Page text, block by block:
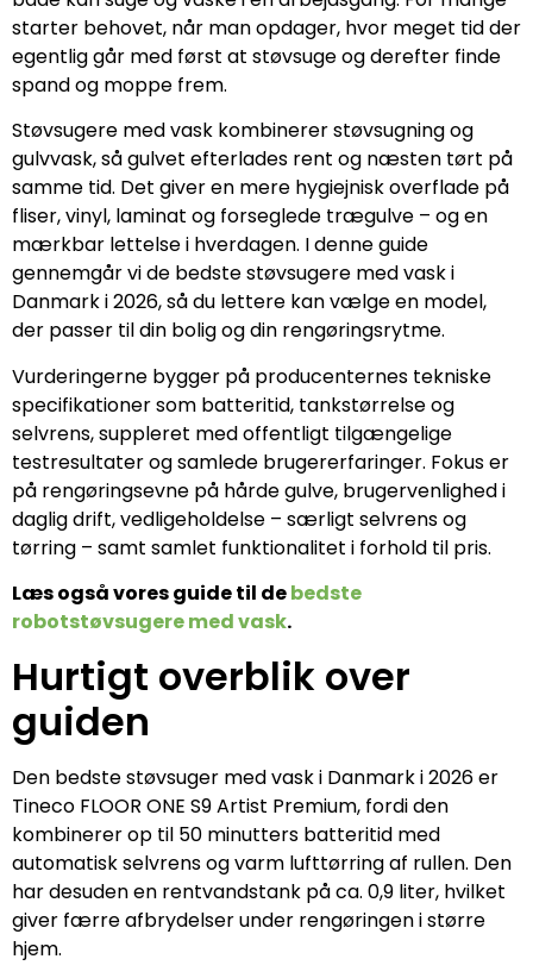
starter behovet, når man opdager, hvor meget tid der
egentlig går med først at støvsuge og derefter finde
spand og moppe frem.
Støvsugere med vask kombinerer støvsugning og
gulvvask, så gulvet efterlades rent og næsten tørt på
samme tid. Det giver en mere hygiejnisk overflade på
fliser, vinyl, laminat og forseglede trægulve – og en
mærkbar lettelse i hverdagen. I denne guide
gennemgår vi de bedste støvsugere med vask i
Danmark i 2026, så du lettere kan vælge en model,
der passer til din bolig og din rengøringsrytme.
Vurderingerne bygger på producenternes tekniske
specifikationer som batteritid, tankstørrelse og
selvrens, suppleret med offentligt tilgængelige
testresultater og samlede brugererfaringer. Fokus er
på rengøringsevne på hårde gulve, brugervenlighed i
daglig drift, vedligeholdelse – særligt selvrens og
tørring – samt samlet funktionalitet i forhold til pris.
Læs også vores guide til debedste
robotstøvsugere med vask.
Hurtigt overblik over
guiden
Den bedste støvsuger med vask i Danmark i 2026 er
Tineco FLOOR ONE S9 Artist Premium, fordi den
kombinerer op til 50 minutters batteritid med
automatisk selvrens og varm lufttørring af rullen. Den
har desuden en rentvandstank på ca. 0,9 liter, hvilket
giver færre afbrydelser under rengøringen i større
hjem.